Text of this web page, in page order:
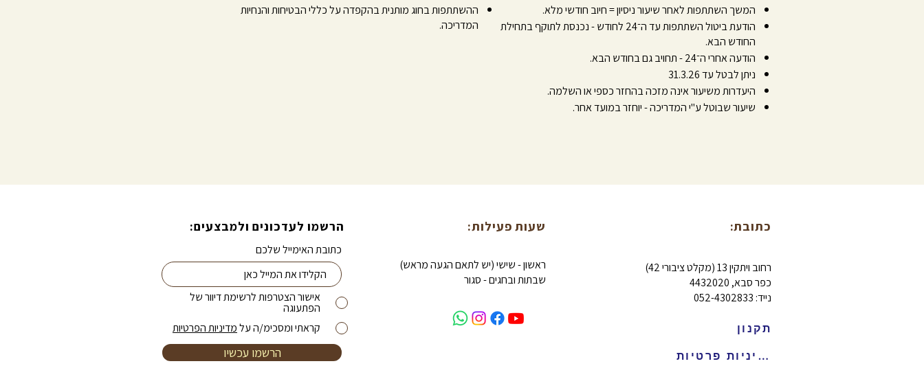
ההשתתפות בחוג מותנית בהקפדה על כללי הבטיחות והנחיות
המדריכה.
המשך השתתפות לאחר שיעור ניסיון = חיוב חודשי מלא.
הודעת ביטול השתתפות עד ה־24 לחודש - נכנסת לתוקף בתחילת
החודש הבא.
הודעה אחרי ה־24 - תחויב גם בחודש הבא.
ניתן לבטל עד 31.3.26
היעדרות משיעור אינה מזכה בהחזר כספי או השלמה.
שיעור שבוטל ע"י המדריכה - יוחזר במועד אחר.
הרשמו לעדכונים ולמבצעים:
כתובת האימייל שלכם
אישור הצטרפות לרשימת דיוור של
הפתעוגה
קראתי ומסכימ/ה עלמדיניות הפרטיות
הרשמו עכשיו
שעות פעילות:
ראשון - שישי (יש לתאם הגעה מראש)
שבתות ובחגים - סגור
כתובת:
רחוב ויתקין 13 (מקלט ציבורי 42)
כפר סבא, 4432020
נייד: 052-4302833
תקנון
מדיניות פרטיות